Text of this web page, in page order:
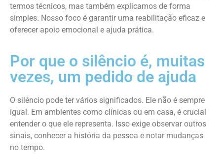
termos técnicos, mas também explicamos de forma
simples. Nosso foco é garantir uma reabilitação eficaz e
oferecer apoio emocional e ajuda prática.
Por que o silêncio é, muitas
vezes, um pedido de ajuda
O silêncio pode ter vários significados. Ele não é sempre
igual. Em ambientes como clínicas ou em casa, é crucial
entender o que ele representa. Isso exige observar outros
sinais, conhecer a história da pessoa e notar mudanças
no tempo.